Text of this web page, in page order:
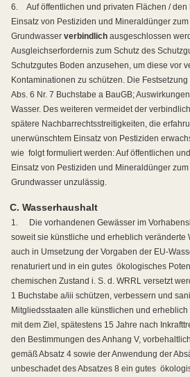
6.
Auf öffentlichen und privaten Flächen /
Einsatz von Pestiziden und Mineraldünger
Grundwasser verbindlich ausgeschlossen
Ausgleichserfordernis zum Schutz des
Schutzgutes Boden anzusehen, um diese vor
Kontaminationen zu schützen. Die
Abs. 6 Nr. 7 Buchstabe a BauGB;
Wasser. Des weiteren vermeidet der
spätere Nachbarrechtsstreitigkeiten, die
unerwünschtem Einsatz von Pestiziden
wie folgt formuliert werden: Auf öffentlichen
Einsatz von Pestiziden und Mineraldünger
Grundwasser unzulässig.
C. Wasserhaushalt
1.
Die vorhandenen Gewässer im
soweit sie künstliche und erheblich veränderte
auch in Umsetzung der Vorgaben der EU-
renaturiert und in ein gutes ökologisches
chemischen Zustand i. S. d. WRRL versetzt
1 Buchstabe a/iii schützen, verbessern und
Mitgliedsstaaten alle künstlichen und
mit dem Ziel, spätestens 15 Jahre nach
den Bestimmungen des Anhang V,
gemäß Absatz 4 sowie der Anwendung der
unbeschadet des Absatzes 8 ein gutes